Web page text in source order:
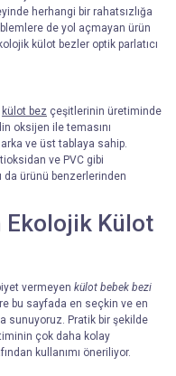
herhangi bir rahatsızlığa
de yol açmayan ürün
külot bezler optik parlatıcı
külot bez çeşitlerinin üretiminde
oksijen ile temasını
ve üst tablaya sahip.
ve PVC gibi
da ürünü benzerlerinden
Ekolojik Külot
vermeyen külot bebek bezi
bu sayfada en seçkin ve en
sunuyoruz. Pratik bir şekilde
çok daha kolay
kullanımı öneriliyor.